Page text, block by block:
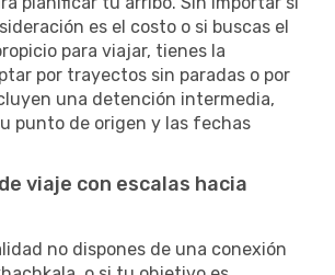
es el costo o si buscas el
para viajar, tienes la
por trayectos sin paradas o por
una detención intermedia,
punto de origen y las fechas
viaje con escalas hacia
no dispones de una conexión